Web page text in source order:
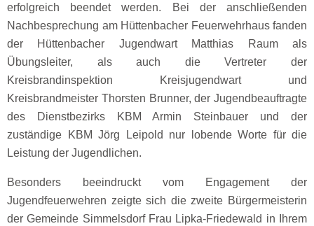
erfolgreich beendet werden. Bei der anschließenden
Nachbesprechung am Hüttenbacher Feuerwehrhaus fanden
der Hüttenbacher Jugendwart Matthias Raum als
Übungsleiter, als auch die Vertreter der
Kreisbrandinspektion Kreisjugendwart und
Kreisbrandmeister Thorsten Brunner, der Jugendbeauftragte
des Dienstbezirks KBM Armin Steinbauer und der
zuständige KBM Jörg Leipold nur lobende Worte für die
Leistung der Jugendlichen.
Besonders beeindruckt vom Engagement der
Jugendfeuerwehren zeigte sich die zweite Bürgermeisterin
der Gemeinde Simmelsdorf Frau Lipka-Friedewald in Ihrem